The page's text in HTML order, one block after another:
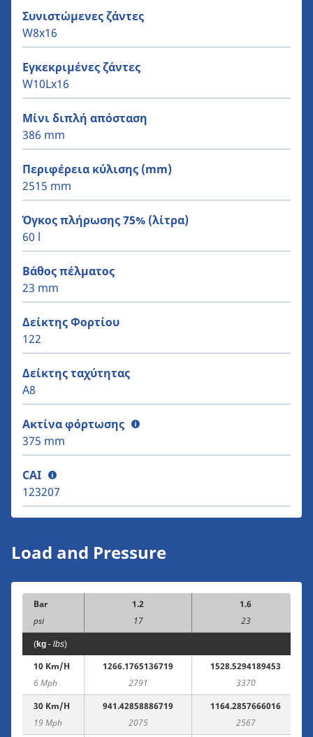
Συνιστώμενες ζάντες
W8x16
Εγκεκριμένες ζάντες
W10Lx16
Μίνι διπλή απόσταση
386 mm
Περιφέρεια κύλισης (mm)
2515 mm
Όγκος πλήρωσης 75% (λίτρα)
60 l
Βάθος πέλματος
23 mm
Δείκτης Φορτίου
122
Δείκτης ταχύτητας
A8
Ακτίνα φόρτωσης
375 mm
CAI
123207
Load and Pressure
Bar
psi
1.2
17
1.6
23
(kg - lbs)
10 Km/h
6 Mph
1266.1765136719
2791
1528.5294189453
3370
30 Km/h
19 Mph
941.42858886719
2075
1164.2857666016
2567